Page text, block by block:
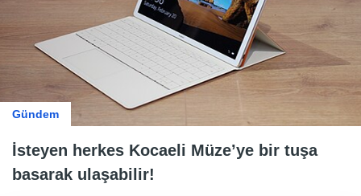
Gündem
İsteyen herkes Kocaeli Müze’ye bir tuşa
basarak ulaşabilir!